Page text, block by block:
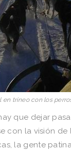
en trineo con los
que dejar
con la visión
la gente